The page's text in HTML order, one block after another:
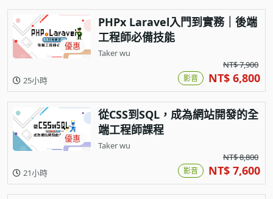
優惠
PHPx Laravel入門到實務｜後端
工程師必備技能
Taker wu
25小時
NT$ 7,900
影音 NT$ 6,800
優惠
從CSS到SQL，成為網站開發的全
端工程師課程
Taker wu
21小時
NT$ 8,800
影音 NT$ 7,600